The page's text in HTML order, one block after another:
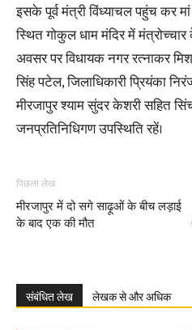
इसके पूर्व मंत्री विंध्याचल पहुंच कर
स्थित गोकुल धाम मंदिर में
अवसर पर विधायक नगर रत्नाकर
सिंह पटेल, जिलाधिकारी प्रियंका
मीरजापुर श्याम सुंदर केशरी सहित
जनप्रतिनिधिगण उपस्थिति रहें।
पिछला लेख
मीरजापुर में दो सगे साढ़ूओं के बीच लड़ाई
के बाद एक की मौत
संबंधित लेख लेखक से और अधिक